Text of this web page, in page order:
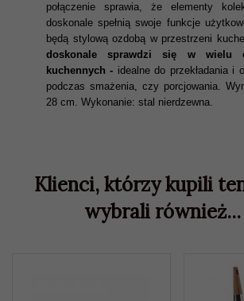
połączenie sprawia, że elementy
doskonale spełnią swoje funkcje
będą stylową ozdobą w przestrzeni
doskonale sprawdzi się w wielu
kuchennych - idealne do przekładania i
podczas smażenia, czy porcjowania.
28 cm. Wykonanie: stal nierdzewna.
Klienci, którzy kupili
wybrali również...